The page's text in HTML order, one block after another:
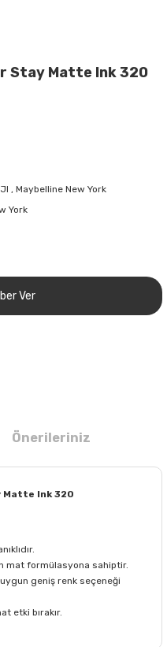
Stay Matte Ink 320
, Maybelline New York
York
Ver
Önerileriniz
Matte Ink 320
mat formülasyona sahiptir.
geniş renk seçeneği
etki bırakır.